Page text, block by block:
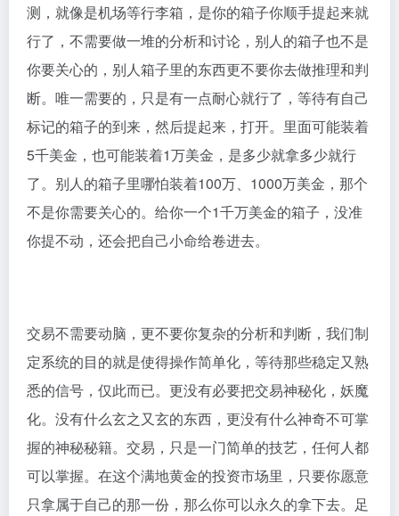
测，就像是机场等行李箱，是你的箱子你顺手提起来就
行了，不需要做一堆的分析和讨论，别人的箱子也不是
你要关心的，别人箱子里的东西更不要你去做推理和判
断。唯一需要的，只是有一点耐心就行了，等待有自己
标记的箱子的到来，然后提起来，打开。里面可能装着
5千美金，也可能装着1万美金，是多少就拿多少就行
了。别人的箱子里哪怕装着100万、1000万美金，那个
不是你需要关心的。给你一个1千万美金的箱子，没准
你提不动，还会把自己小命给卷进去。
交易不需要动脑，更不要你复杂的分析和判断，我们制
定系统的目的就是使得操作简单化，等待那些稳定又熟
悉的信号，仅此而已。更没有必要把交易神秘化，妖魔
化。没有什么玄之又玄的东西，更没有什么神奇不可掌
握的神秘秘籍。交易，只是一门简单的技艺，任何人都
可以掌握。在这个满地黄金的投资市场里，只要你愿意
只拿属于自己的那一份，那么你可以永久的拿下去。足